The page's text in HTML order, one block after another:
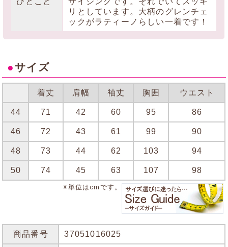
リとしています。大柄のグレンチェ
ックがラティーノらしい一着です！
● サイズ
着丈 肩幅 袖丈 胸囲 ウエスト
44 71 42 60 95 86
46 72 43 61 99 90
48 73 44 62 103 94
50 74 45 63 107 98
※単位はcmです。
商品番号 37051016025